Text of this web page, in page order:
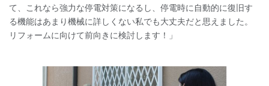
て、これなら強力な停電対策になるし、停電時に自動的に復旧す
る機能はあまり機械に詳しくない私でも大丈夫だと思えました。
リフォームに向けて前向きに検討します！」